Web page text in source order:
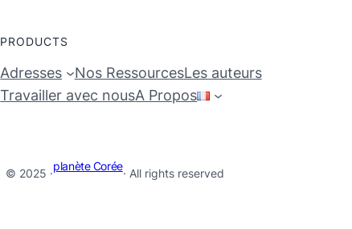
PRODUCTS
Adresses Nos RessourcesLes auteurs
Travailler avec nousA Propos
© 2025 ·
planète Corée
· All rights reserved